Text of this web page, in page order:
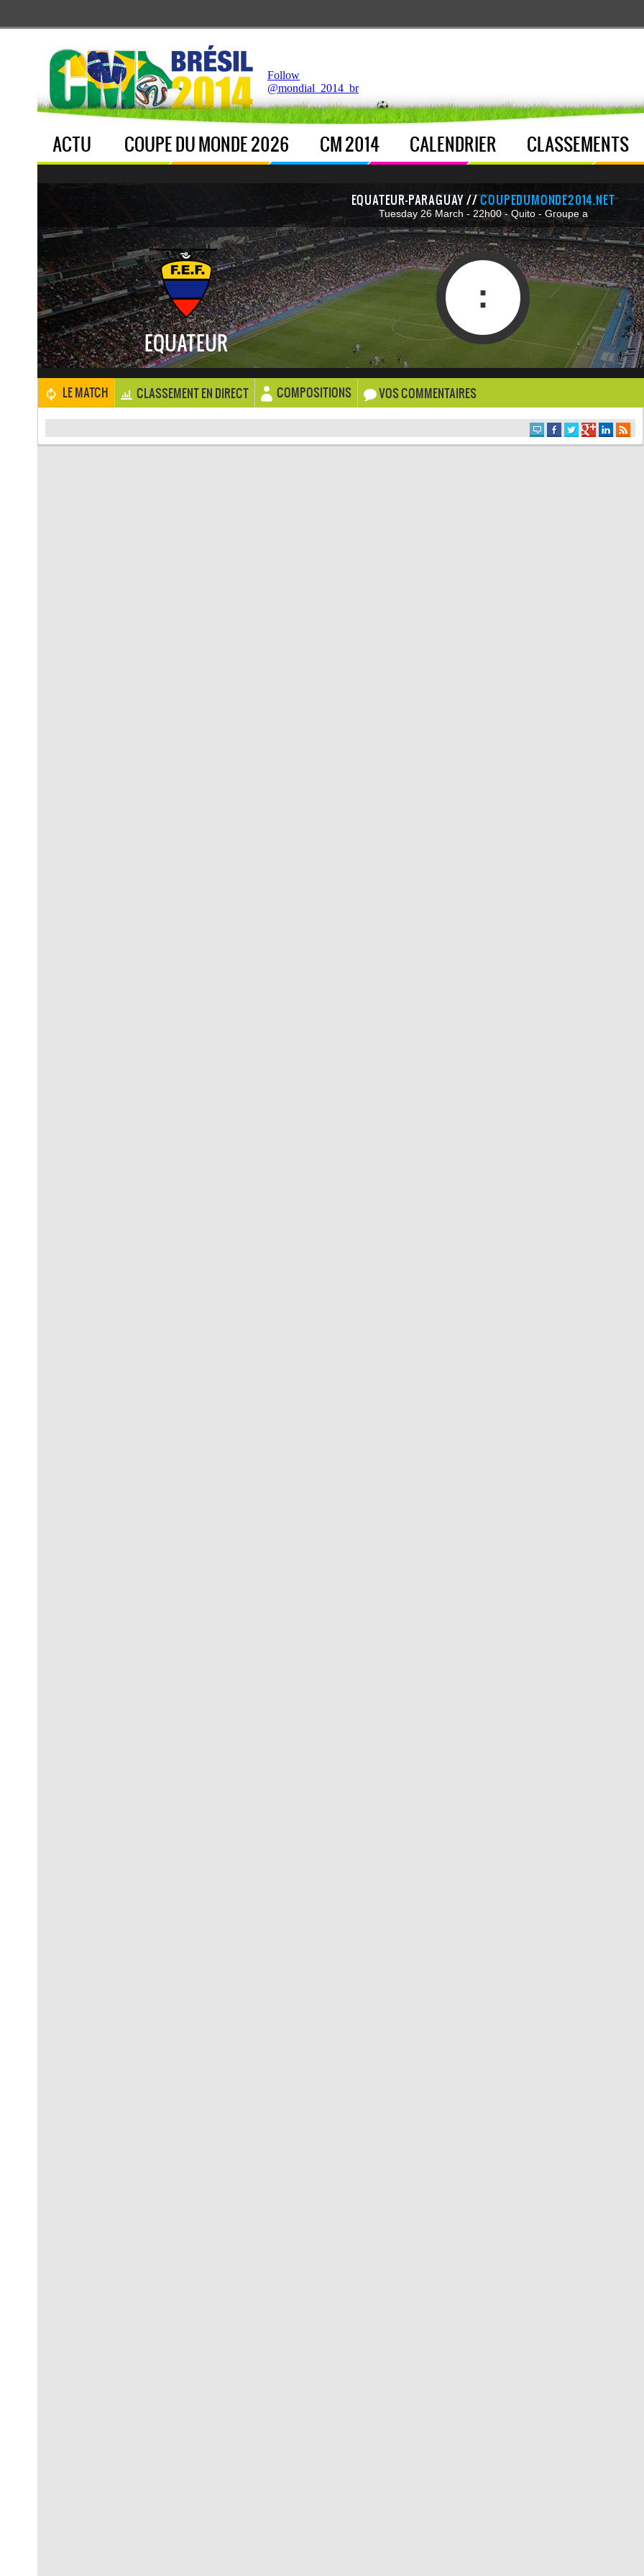
Follow
@mondial_2014_br
ACTU COUPE DU MONDE 2026 CM 2014 CALENDRIER CLASSEMENTS
EQUATEUR-PARAGUAY //COUPEDUMONDE2014.NET
Tuesday 26 March - 22h00 - Quito - Groupe a
EQUATEUR
:
LE MATCH CLASSEMENT EN DIRECT COMPOSITIONS VOS COMMENTAIRES